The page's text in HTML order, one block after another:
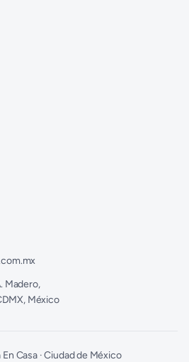
Madero,
México
En Casa · Ciudad de México